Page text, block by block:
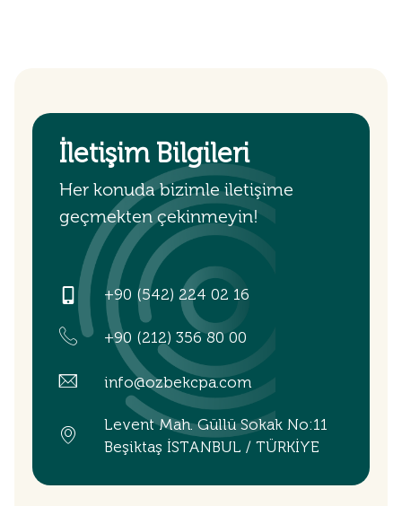
İletişim Bilgileri
Her konuda bizimle iletişime
geçmekten çekinmeyin!
+90 (542) 224 02 16
+90 (212) 356 80 00
info@ozbekcpa.com
Levent Mah. Güllü Sokak No:11
Beşiktaş İSTANBUL / TÜRKİYE